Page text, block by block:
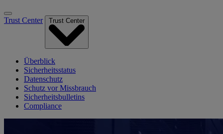
Trust Center Trust Center
Überblick
Sicherheitsstatus
Datenschutz
Schutz vor Missbrauch
Sicherheitsbulletins
Compliance